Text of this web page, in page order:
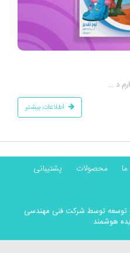
د ...
اطلاعات بیشتر
محصولات
پشتیبانی
توسعه توسط شرکت فنی مهندسی
هوشمند